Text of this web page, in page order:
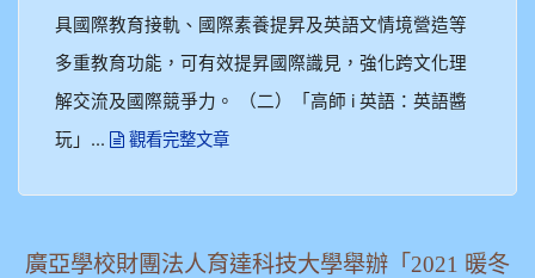
具國際教育接軌、國際素養提昇及英語文情境營造等
多重教育功能，可有效提昇國際識見，強化跨文化理
解交流及國際競爭力。 （二）「高師 i 英語：英語醬
玩」...
觀看完整文章
廣亞學校財團法人育達科技大學舉辦「2021 暖冬